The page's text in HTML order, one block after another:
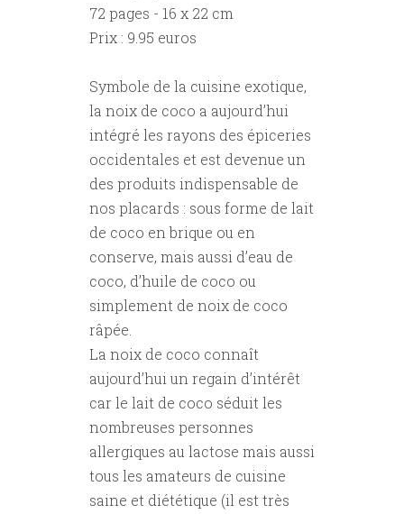
72 pages - 16 x 22 cm
Prix : 9.95 euros
Symbole de la cuisine exotique,
la noix de coco a aujourd’hui
intégré les rayons des épiceries
occidentales et est devenue un
des produits indispensable de
nos placards : sous forme de lait
de coco en brique ou en
conserve, mais aussi d’eau de
coco, d’huile de coco ou
simplement de noix de coco
râpée.
La noix de coco connaît
aujourd’hui un regain d’intérêt
car le lait de coco séduit les
nombreuses personnes
allergiques au lactose mais aussi
tous les amateurs de cuisine
saine et diététique (il est très